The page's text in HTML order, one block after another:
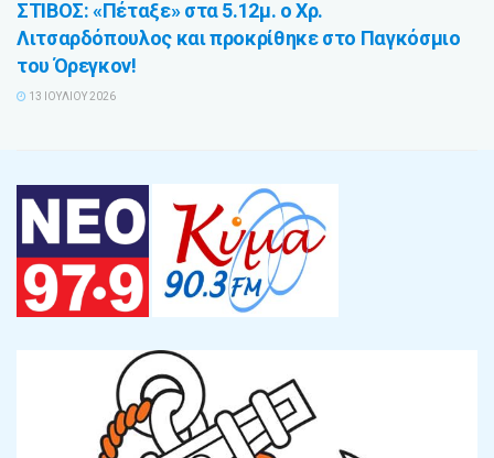
ΣΤΙΒΟΣ: «Πέταξε» στα 5.12μ. ο Χρ.
Λιτσαρδόπουλος και προκρίθηκε στο Παγκόσμιο
του Όρεγκον!
13 ΙΟΥΛΊΟΥ 2026